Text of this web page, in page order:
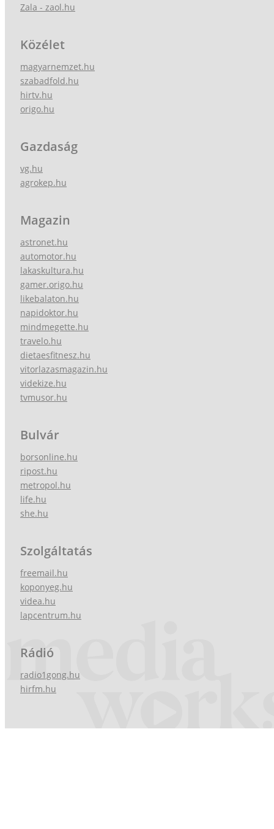
Zala - zaol.hu
Közélet
magyarnemzet.hu
szabadfold.hu
hirtv.hu
origo.hu
Gazdaság
vg.hu
agrokep.hu
Magazin
astronet.hu
automotor.hu
lakaskultura.hu
gamer.origo.hu
likebalaton.hu
napidoktor.hu
mindmegette.hu
travelo.hu
dietaesfitnesz.hu
vitorlazasmagazin.hu
videkize.hu
tvmusor.hu
Bulvár
borsonline.hu
ripost.hu
metropol.hu
life.hu
she.hu
Szolgáltatás
freemail.hu
koponyeg.hu
videa.hu
lapcentrum.hu
Rádió
radio1gong.hu
hirfm.hu